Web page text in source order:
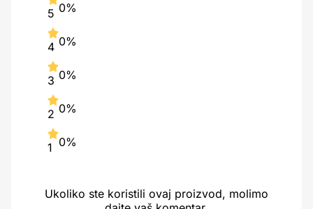
5 0%
4 0%
3 0%
2 0%
1 0%
Ukoliko ste koristili ovaj proizvod, molimo